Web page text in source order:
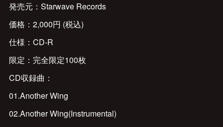
発売元：Starwave Records
価格：2,000円 (税込)
仕様：CD-R
限定：完全限定100枚
CD収録曲：
01.Another Wing
02.Another Wing(Instrumental)